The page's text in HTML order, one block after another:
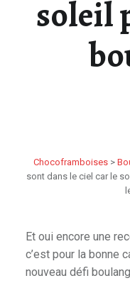
soleil
Chocoframboises>
sont dans le ciel car le
Et oui encore une
c’est pour la bonne
nouveau défi